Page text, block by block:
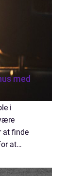
med
i
at finde
at